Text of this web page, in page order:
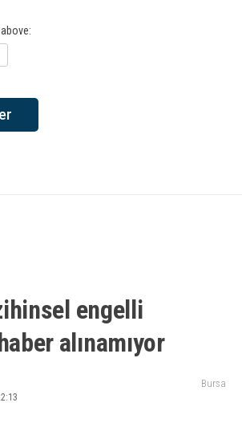
engelli
alınamıyor
Bursa